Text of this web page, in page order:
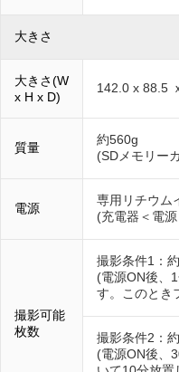
大きさ
大きさ(W
x H x D)
142.0 x 88.5
質量
約560g
(SDメモリー
電源
専用リチウム
(充電器＜電
撮影可能
枚数
撮影条件1：
(電源ON後、
す。このとき
撮影条件2：
(電源ON後、